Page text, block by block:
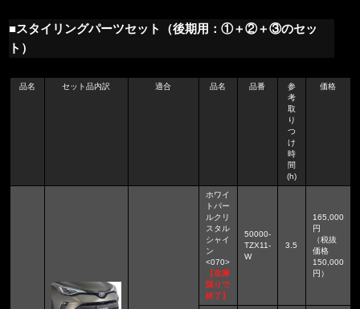
■スタイリングパーツセット（後期用：①＋②＋③のセッ
ト）
品名 セット品内訳 適合 品名 品番
参
考
取
り
つ
け
時
間
(h)
価格
ホワイ
トパー
ルクリ
スタル
シャイ
ン
<070>
【在庫
限りで
終了】
50000-
TZX11-
W
3.5
165,000
円
（税抜
価格
150,000
円）